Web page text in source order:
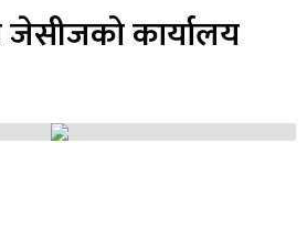
जेसीजको कार्यालय